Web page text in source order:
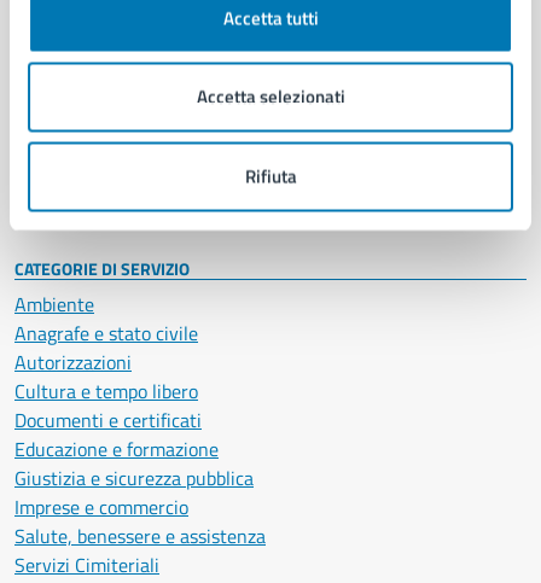
Accetta tutti
Accetta selezionati
Rifiuta
Enti e fondazioni
Personale amministrativo
Intranet, posta aziendale e protocollo
CATEGORIE DI SERVIZIO
Ambiente
Anagrafe e stato civile
Autorizzazioni
Cultura e tempo libero
Documenti e certificati
Educazione e formazione
Giustizia e sicurezza pubblica
Imprese e commercio
Salute, benessere e assistenza
Servizi Cimiteriali